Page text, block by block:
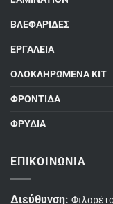
ΒΛΕΦΑΡΙΔΕΣ
ΕΡΓΑΛΕΙΑ
ΟΛΟΚΛΗΡΩΜΕΝΑ ΚΙΤ
ΦΡΟΝΤΙΔΑ
ΦΡΥΔΙΑ
ΕΠΙΚΟΙΝΩΝΊΑ
Διεύθυνση: